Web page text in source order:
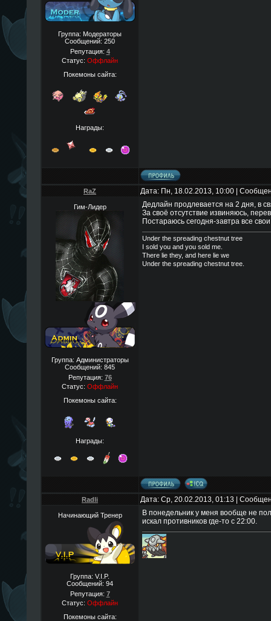
Группа: Модераторы
Сообщений: 250
Репутация: 4
Статус: Оффлайн
Покемоны сайта:
Награды:
RaZ Дата: Пн, 18.02.2013, 10:00 |
Гим-Лидер
Группа: Администраторы
Сообщений: 845
Репутация: 76
Статус: Оффлайн
Покемоны сайта:
Награды:
Дедлайн продлевается на 2 дня, в
За своё отсутствие извиняюсь,
Постараюсь сегодня-завтра все
Under the spreading chestnut tree
I sold you and you sold me.
There lie they, and here lie we
Under the spreading chestnut tree.
Radli Дата: Ср, 20.02.2013, 01:13 |
Начинающий Тренер
Группа: V.I.P.
Сообщений: 94
Репутация: 7
Статус: Оффлайн
Покемоны сайта:
В понедельник у меня вообще не
искал противников где-то с 22:00.